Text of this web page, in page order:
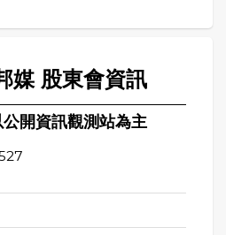
媒 股東會資訊
開資訊觀測站為主